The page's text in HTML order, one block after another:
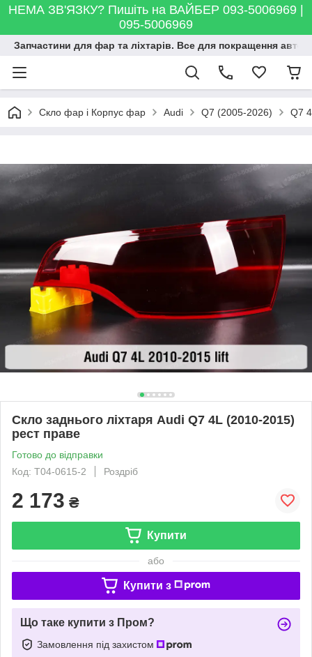
НЕМА ЗВ'ЯЗКУ? Пишіть на ВАЙБЕР 093-5006969 |
095-5006969
Запчастини для фар та ліхтарів. Все для покращення
Скло фар і Корпус фар Audi Q7 (2005-2026) Q7
Скло заднього ліхтаря Audi Q7 4L (2010-2015)
рест праве
Готово до відправки
Код: T04-0615-2
Роздріб
2 173 ₴
Купити
або
Купити з
Що таке купити з Пром?
Замовлення під захистом